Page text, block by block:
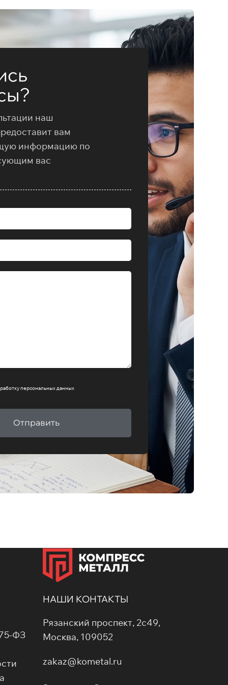
наш
вам
информацию по
вас
персональных данных
Отправить
ФЗ
НАШИ КОНТАКТЫ
Рязанский проспект, 2с49,
Москва, 109052
zakaz@kometal.ru